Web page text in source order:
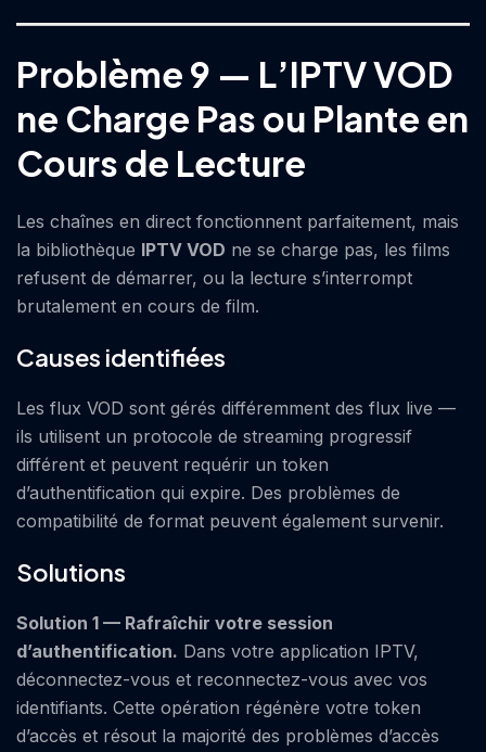
Problème 9 — L’IPTV VOD
ne Charge Pas ou Plante en
Cours de Lecture
Les chaînes en direct fonctionnent parfaitement, mais
la bibliothèque IPTV VOD ne se charge pas, les films
refusent de démarrer, ou la lecture s’interrompt
brutalement en cours de film.
Causes identifiées
Les flux VOD sont gérés différemment des flux live —
ils utilisent un protocole de streaming progressif
différent et peuvent requérir un token
d’authentification qui expire. Des problèmes de
compatibilité de format peuvent également survenir.
Solutions
Solution 1 — Rafraîchir votre session
d’authentification. Dans votre application IPTV,
déconnectez-vous et reconnectez-vous avec vos
identifiants. Cette opération régénère votre token
d’accès et résout la majorité des problèmes d’accès